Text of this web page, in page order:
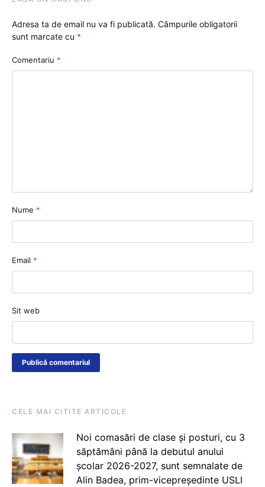
Adresa ta de email nu va fi publicată. Câmpurile obligatorii
sunt marcate cu *
Comentariu *
Nume *
Email *
Sit web
CELE MAI CITITE ARTICOLE
Noi comasări de clase și posturi, cu 3
săptămâni până la debutul anului
școlar 2026-2027, sunt semnalate de
Alin Badea, prim-vicepreședinte USLI